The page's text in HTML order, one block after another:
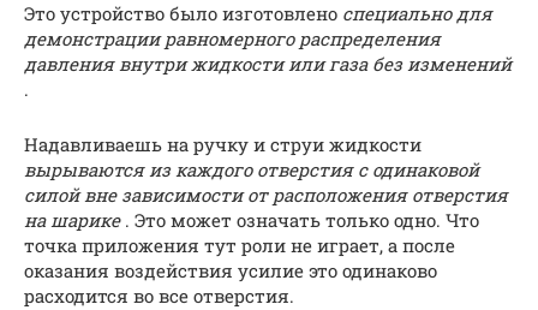
Это устройство было изготовлено специально для
демонстрации равномерного распределения
давления внутри жидкости или газа без изменений
.
Надавливаешь на ручку и струи жидкости
вырываются из каждого отверстия с одинаковой
силой вне зависимости от расположения отверстия
на шарике. Это может означать только одно. Что
точка приложения тут роли не играет, а после
оказания воздействия усилие это одинаково
расходится во все отверстия.